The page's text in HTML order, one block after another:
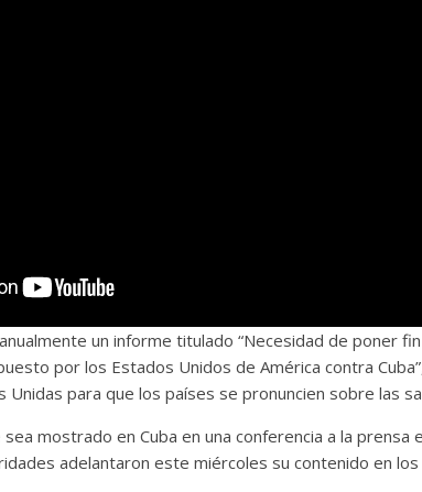
un informe titulado “Necesidad de poner
por los Estados Unidos de América contra
Unidas para que los países se pronuncien sobre las
mostrado en Cuba en una conferencia a la prensa
adelantaron este miércoles su contenido en